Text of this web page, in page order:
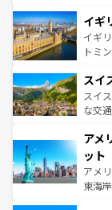
香り
らに
も豊
を参
顔を
ルリ
して
は、お
ドイ
イギ
イギ
トミ
リア
ティ
戦な
ンツ
スイ
スイ
な交
の建
博物
こと
者向
アメ
ット
アメ
東海